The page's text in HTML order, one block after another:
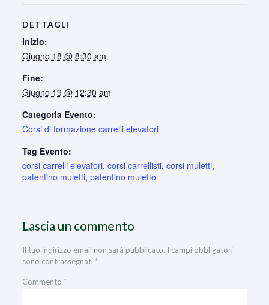
DETTAGLI
Inizio:
Giugno 18 @ 8:30 am
Fine:
Giugno 19 @ 12:30 am
Categoria Evento:
Corsi di formazione carrelli elevatori
Tag Evento:
corsi carrelli elevatori, corsi carrellisti, corsi muletti,
patentino muletti, patentino muletto
Lascia un commento
Il tuo indirizzo email non sarà pubblicato. I campi obbligatori
sono contrassegnati*
Commento *